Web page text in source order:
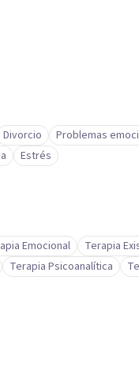
Divorcio Problemas
Estrés
Emocional Terapia
Terapia Psicoanalítica